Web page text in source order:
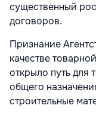
существенный
договоров.
Признание
качестве
открыло путь для
общего
строительные